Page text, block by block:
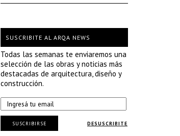
SUSCRIBITE AL ARQA NEWS
Todas las semanas te enviaremos una
selección de las obras y noticias más
destacadas de arquitectura, diseño y
construcción.
DESUSCRIBITE
SUSCRIBIRSE